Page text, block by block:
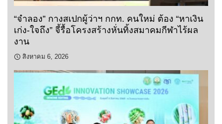
“จำลอง” กางสเปกผู้ว่าฯ กกท. คนใหม่ ต้อง “หาเงิน
เก่ง-ใจถึง” จี้รื้อโครงสร้างหั่นทิ้งสมาคมกีฬาไร้ผล
งาน
สิงหาคม 6, 2026